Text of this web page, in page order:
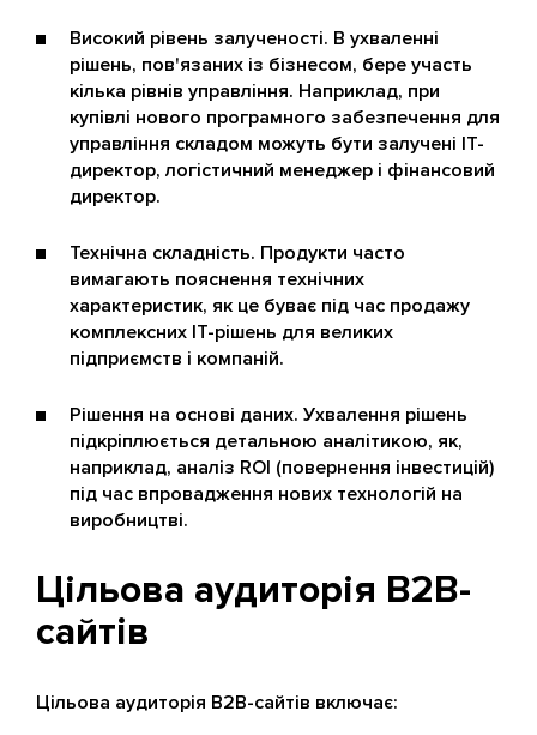
Високий рівень залученості. В ухваленні
рішень, пов'язаних із бізнесом, бере участь
кілька рівнів управління. Наприклад, при
купівлі нового програмного забезпечення для
управління складом можуть бути залучені IT-
директор, логістичний менеджер і фінансовий
директор.
Технічна складність. Продукти часто
вимагають пояснення технічних
характеристик, як це буває під час продажу
комплексних IT-рішень для великих
підприємств і компаній.
Рішення на основі даних. Ухвалення рішень
підкріплюється детальною аналітикою, як,
наприклад, аналіз ROI (повернення інвестицій)
під час впровадження нових технологій на
виробництві.
Цільова аудиторія B2B-
сайтів
Цільова аудиторія B2B-сайтів включає: